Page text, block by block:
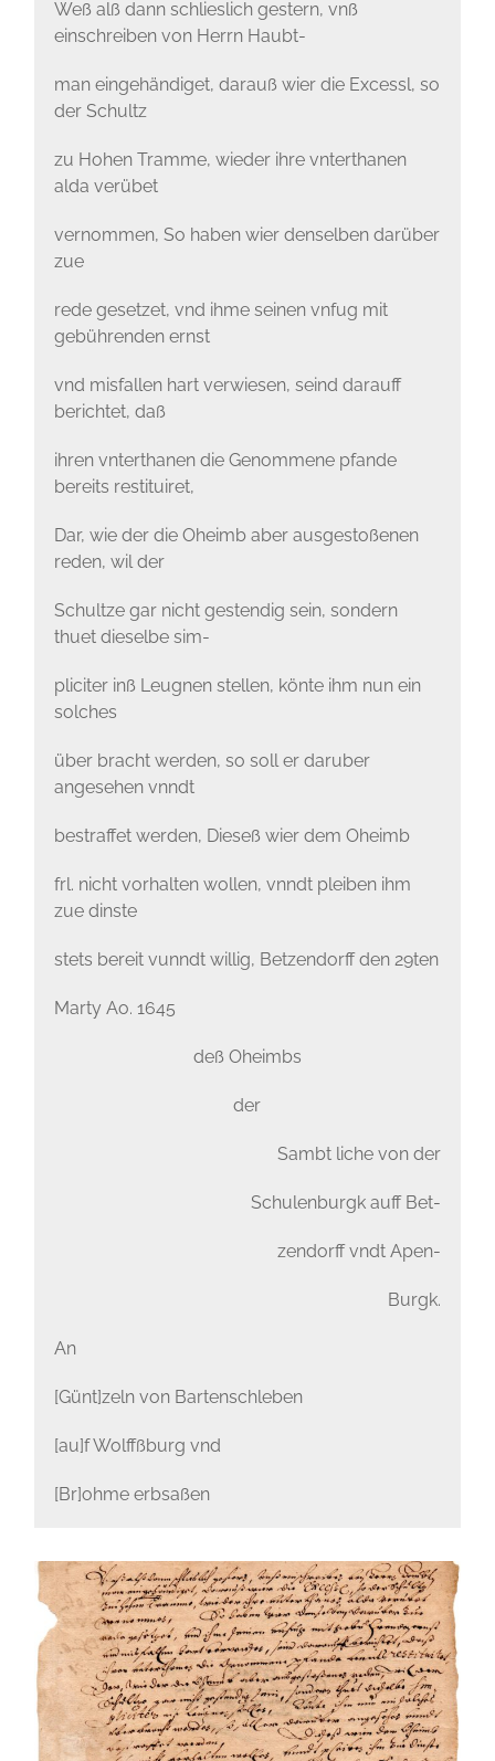
Weß alß dann schlieslich gestern, vnß
einschreiben von Herrn Haubt-
man eingehändiget, darauß wier die Excessl, so
der Schultz
zu Hohen Tramme, wieder ihre vnterthanen
alda verübet
vernommen, So haben wier denselben darüber
zue
rede gesetzet, vnd ihme seinen vnfug mit
gebührenden ernst
vnd misfallen hart verwiesen, seind darauff
berichtet, daß
ihren vnterthanen die Genommene pfande
bereits restituiret,
Dar, wie der die Oheimb aber ausgestoßenen
reden, wil der
Schultze gar nicht gestendig sein, sondern
thuet dieselbe sim-
pliciter inß Leugnen stellen, könte ihm nun ein
solches
über bracht werden, so soll er daruber
angesehen vnndt
bestraffet werden, Dieseß wier dem Oheimb
frl. nicht vorhalten wollen, vnndt pleiben ihm
zue dinste
stets bereit vunndt willig, Betzendorff den 29ten
Marty Ao. 1645
deß Oheimbs
der
Sambt liche von der
Schulenburgk auff Bet-
zendorff vndt Apen-
Burgk.
An
[Günt]zeln von Bartenschleben
[au]f Wolffßburg vnd
[Br]ohme erbsaßen